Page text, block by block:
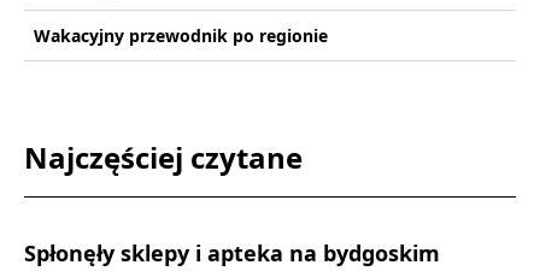
Wakacyjny przewodnik po regionie
Najczęściej czytane
Spłonęły sklepy i apteka na bydgoskim